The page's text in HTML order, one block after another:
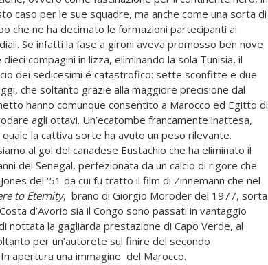
caso per le sue squadre, ma anche come una sorta di
che ne ha decimato le formazioni partecipanti ai
Se infatti la fase a gironi aveva promosso ben nove
dieci compagini in lizza, eliminando la sola Tunisia, il
dei sedicesimi é catastrofico: sette sconfitte e due
che soltanto grazie alla maggiore precisione dal
hanno comunque consentito a Marocco ed Egitto di
agli ottavi. Un’ecatombe francamente inattesa,
quale la cattiva sorte ha avuto un peso rilevante.
al gol del canadese Eustachio che ha eliminato il
del Senegal, perfezionata da un calcio di rigore che
del ‘51 da cui fu tratto il film di Zinnemann che nel
to Eternity, brano di Giorgio Moroder del 1977, sorta
d’Avorio sia il Congo sono passati in vantaggio
nottata la gagliarda prestazione di Capo Verde, al
per un’autorete sul finire del secondo
apertura una immagine del Marocco.